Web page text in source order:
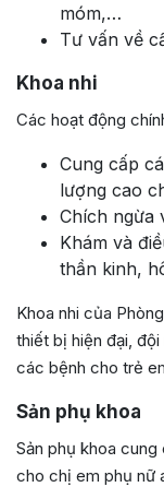
móm,…
Tư vấn về
Khoa nhi
Các hoạt động
Cung cấp
lượng cao
Chích ngừa
Khám và
thần kinh,
Khoa nhi của
thiết bị hiện đại,
các bệnh cho trẻ
Sản phụ khoa
Sản phụ khoa
cho chị em phụ nữ